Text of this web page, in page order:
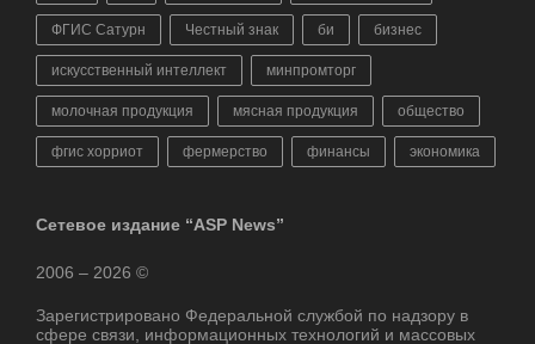
ФГИС Сатурн Честный знак би бизнес
искусственный интеллект минпромторг
молочная продукция мясная продукция общество
фгис хорриот фермерство финансы экономика
Сетевое издание “ASP News”
2006 – 2026 ©
Зарегистрировано Федеральной службой по надзору в
сфере связи, информационных технологий и массовых